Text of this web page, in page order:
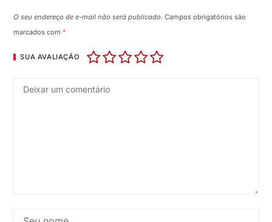
O seu endereço de e-mail não será publicado. Campos obrigatórios são
marcados com*
SUA AVALIAÇÃO